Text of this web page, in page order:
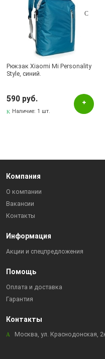
Рюкзак Xiaomi Mi Personality
Style, синий.
590 руб.
Наличие: 1 шт.
Компания
О компании
Вакансии
Контакты
Информация
Акции и спецпредложения
Помощь
Оплата и доставка
Гарантия
Контакты
Москва, ул. Краснодонская,